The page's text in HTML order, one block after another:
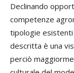
Declinando
competenze
tipologie esistenti
descritta è una
perciò